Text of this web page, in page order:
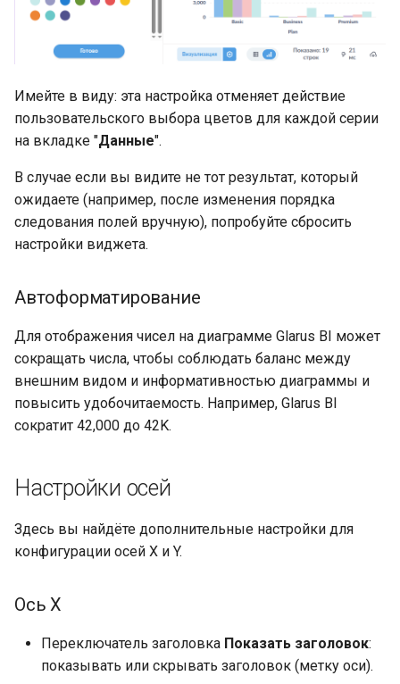
Имейте в виду: эта настройка отменяет действие
пользовательского выбора цветов для каждой серии
на вкладке "Данные".
В случае если вы видите не тот результат, который
ожидаете (например, после изменения порядка
следования полей вручную), попробуйте сбросить
настройки виджета.
Автоформатирование
Для отображения чисел на диаграмме Glarus BI может
сокращать числа, чтобы соблюдать баланс между
внешним видом и информативностью диаграммы и
повысить удобочитаемость. Например, Glarus BI
сократит 42,000 до 42K.
Настройки осей
Здесь вы найдёте дополнительные настройки для
конфигурации осей X и Y.
Ось X
Переключатель заголовка Показать заголовок:
показывать или скрывать заголовок (метку оси).